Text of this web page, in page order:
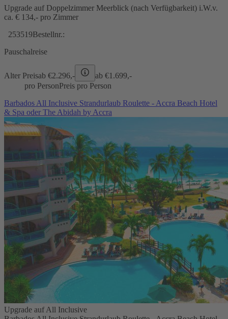
Upgrade auf Doppelzimmer Meerblick (nach Verfügbarkeit) i.W.v.
ca. € 134,- pro Zimmer
253519Bestellnr.:
Pauschalreise
Alter Preisab €2.296,- ab €1.699,-
pro PersonPreis pro Person
Barbados All Inclusive Strandurlaub Roulette - Accra Beach Hotel
& Spa oder The Abidah by Accra
Upgrade auf All Inclusive